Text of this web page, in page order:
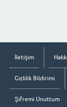
İletişim
Gizlilik Bildirimi
Şifremi Unuttum